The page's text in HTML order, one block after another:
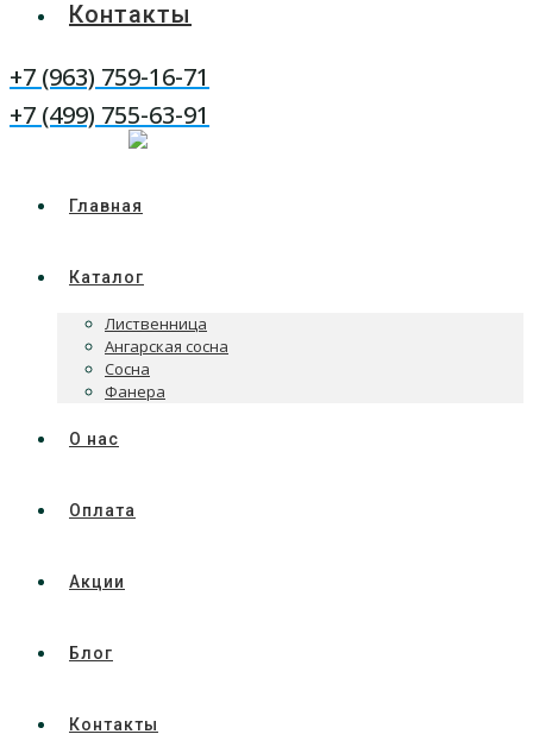
Контакты
Telegram
WhatsApp
+7 (963) 759-16-71
+7 (499) 755-63-91
Главная
Каталог
Лиственница
Ангарская сосна
Сосна
Фанера
О нас
Оплата
Акции
Блог
Контакты